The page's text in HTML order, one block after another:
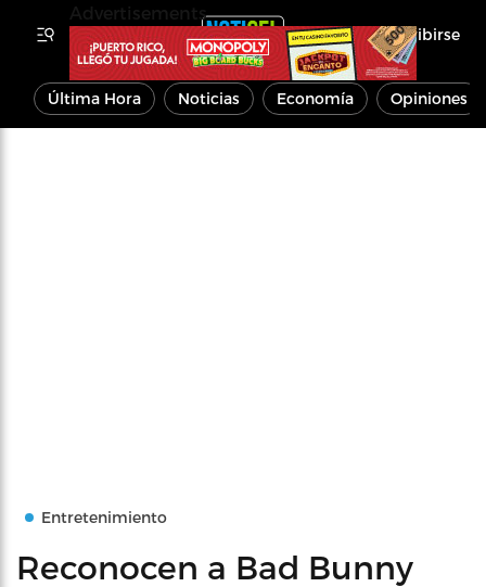
Inscribirse
Última Hora Noticias Economía Opiniones
Entretenimiento
Reconocen a Bad Bunny
Advertisements